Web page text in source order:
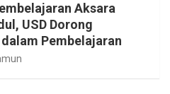
Aksara
USD Dorong
Pembelajaran